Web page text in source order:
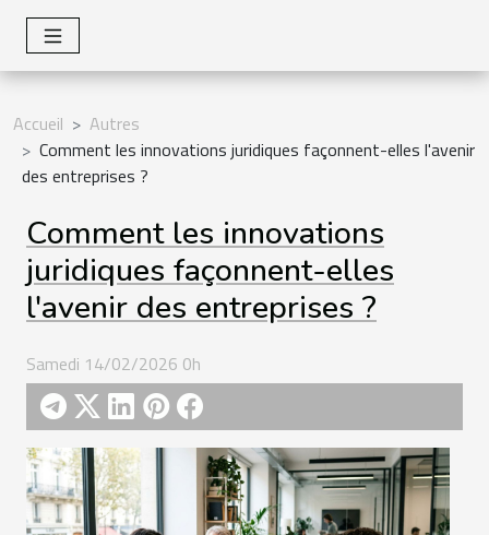
Accueil
Autres
Comment les innovations juridiques façonnent-elles l'avenir
des entreprises ?
Comment les innovations
juridiques façonnent-elles
l'avenir des entreprises ?
Samedi 14/02/2026 0h